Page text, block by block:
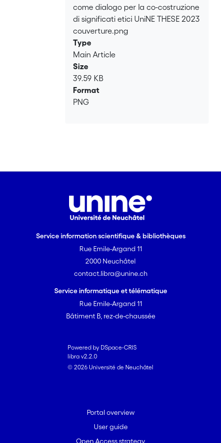
come dialogo per la co-costruzione
di significati etici UniNE THESE 2023
couverture.png
Type
Main Article
Size
39.59 KB
Format
PNG
Service information scientifique & bibliothèques
Rue Emile-Argand 11
2000 Neuchâtel
contact.libra@unine.ch
Service informatique et télématique
Rue Emile-Argand 11
Bâtiment B, rez-de-chaussée
Powered by DSpace-CRIS
libra v2.2.0
© 2026 Université de Neuchâtel
Portal overview
User guide
Open Access strategy